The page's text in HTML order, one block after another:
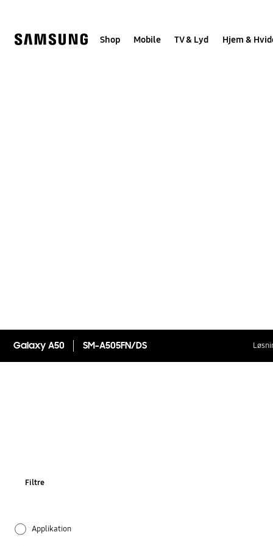
Shop Mobile TV & Lyd Hjem &
Galaxy A50 SM-A505FN/DS
Filtre
Applikation